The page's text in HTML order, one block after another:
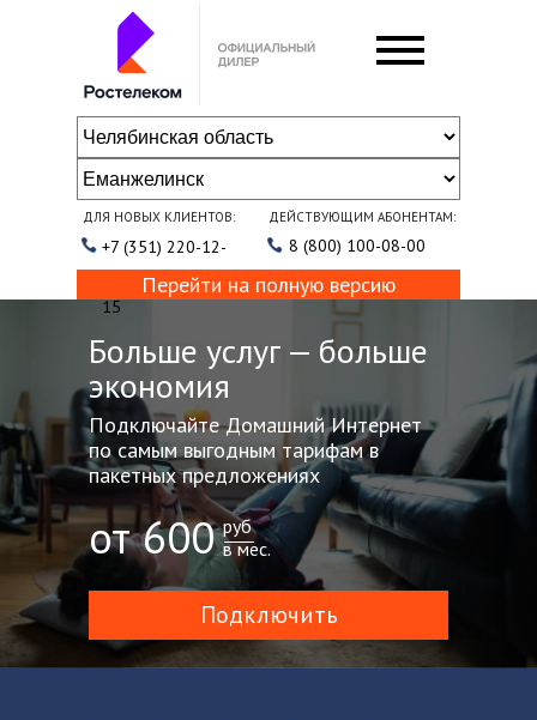
от 600
ДЕЙСТВУЮЩИМ АБОНЕНТАМ:
Перейти на полную версию
Больше услуг — больше
экономия
+7 (351) 220-12-
15
8 (800) 100-08-00
ДЛЯ НОВЫХ КЛИЕНТОВ:
руб
в мес.
Подключайте Домашний Интернет
по самым выгодным тарифам в
пакетных предложениях
Подключить